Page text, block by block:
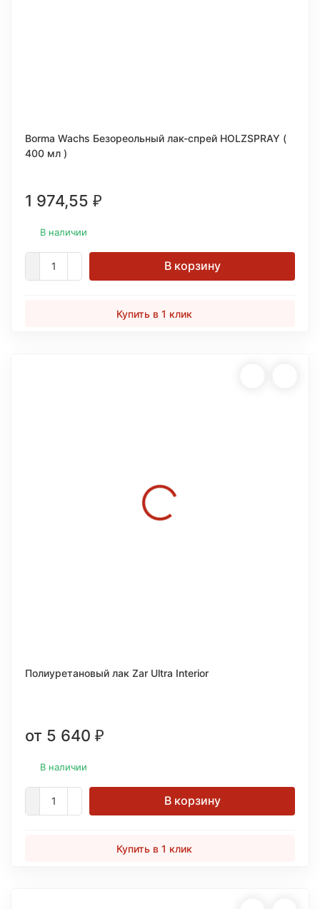
Borma Wachs Безореольный лак-спрей HOLZSPRAY (
400 мл )
1 974,55 ₽
В наличии
В корзину
Купить в 1 клик
Полиуретановый лак Zar Ultra Interior
от 5 640 ₽
В наличии
В корзину
Купить в 1 клик